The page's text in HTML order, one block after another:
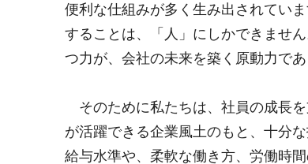
便利な仕組みが多く生み出されてい
することは、「人」にしかできませ
つ力が、会社の未来を築く原動力で
そのために私たちは、社員の成長
が活躍できる企業風土のもと、十分
給与水準や、柔軟な働き方、労働時